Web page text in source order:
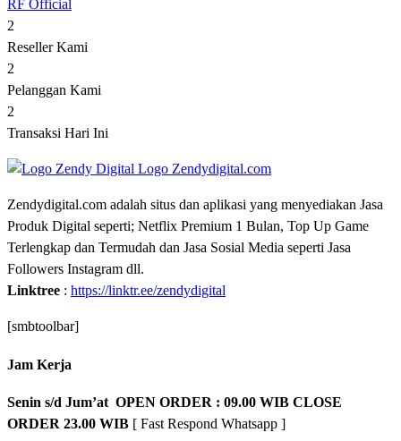
RF Official
2
Reseller Kami
2
Pelanggan Kami
2
Transaksi Hari Ini
Zendydigital.com adalah situs dan aplikasi yang menyediakan Jasa
Produk Digital seperti; Netflix Premium 1 Bulan, Top Up Game
Terlengkap dan Termudah dan Jasa Sosial Media seperti Jasa
Followers Instagram dll.
Linktree : https://linktr.ee/zendydigital
[smbtoolbar]
Jam Kerja
Senin s/d Jum’at OPEN ORDER : 09.00 WIB CLOSE
ORDER 23.00 WIB [ Fast Respond Whatsapp ]